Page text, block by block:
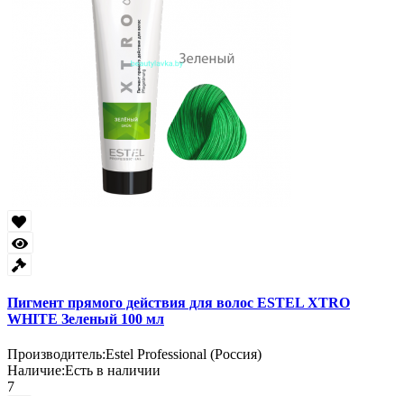
Пигмент прямого действия для волос ESTEL XTRO
WHITE Зеленый 100 мл
Производитель:Estel Professional (Россия)
Наличие:Есть в наличии
7